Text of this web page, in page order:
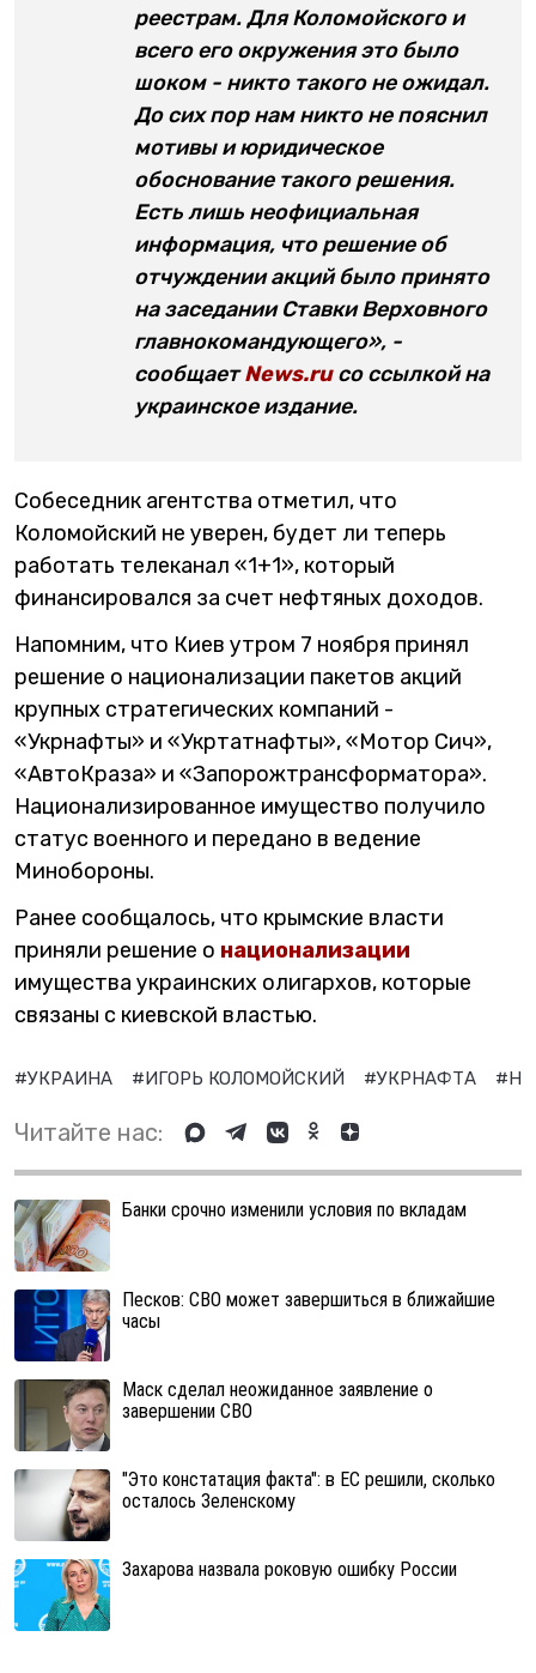
реестрам. Для Коломойского и
всего его окружения это было
шоком - никто такого не ожидал.
До сих пор нам никто не пояснил
мотивы и юридическое
обоснование такого решения.
Есть лишь неофициальная
информация, что решение об
отчуждении акций было принято
на заседании Ставки Верховного
главнокомандующего», -
сообщаетNews.ruсо ссылкой на
украинское издание.
Собеседник агентства отметил, что
Коломойский не уверен, будет ли теперь
работать телеканал «1+1», который
финансировался за счет нефтяных доходов.
Напомним, что Киев утром 7 ноября принял
решение о национализации пакетов акций
крупных стратегических компаний -
«Укрнафты» и «Укртатнафты», «Мотор Сич»,
«АвтоКраза» и «Запорожтрансформатора».
Национализированное имущество получило
статус военного и передано в ведение
Минобороны.
Ранее сообщалось, что крымские власти
приняли решение о национализации
имущества украинских олигархов, которые
связаны с киевской властью.
#УКРАИНА #ИГОРЬ КОЛОМОЙСКИЙ #УКРНАФТА
Читайте нас:
Банки срочно изменили условия по вкладам
Песков: СВО может завершиться в ближайшие
часы
Маск сделал неожиданное заявление о
завершении СВО
"Это констатация факта": в ЕС решили, сколько
осталось Зеленскому
Захарова назвала роковую ошибку России